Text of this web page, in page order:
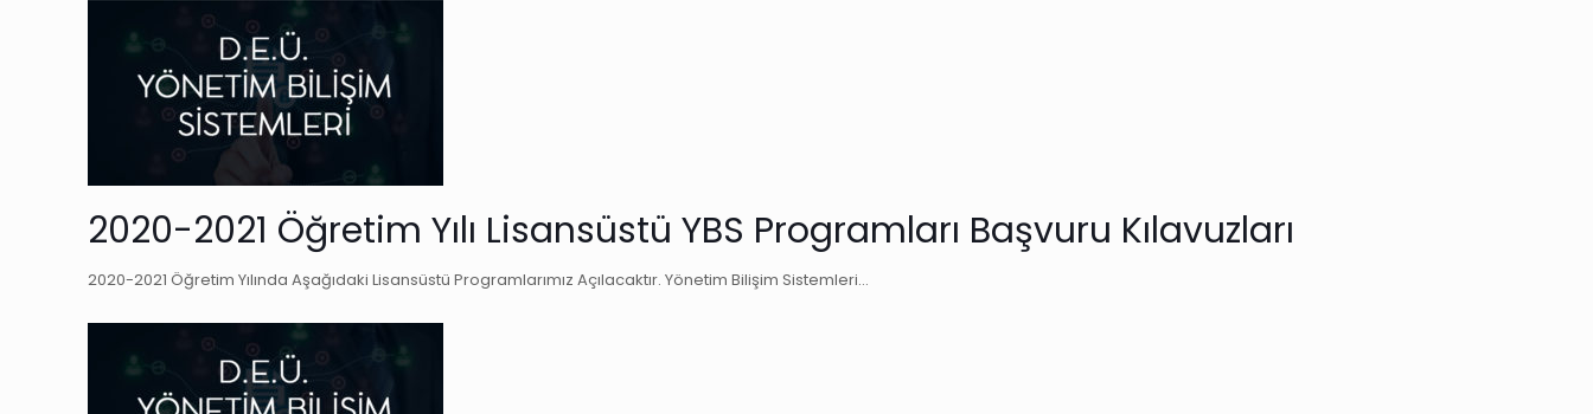
2020-2021 Öğretim Yılı Lisansüstü YBS Programları Başvuru Kılavuzları
2020-2021 Öğretim Yılında Aşağıdaki Lisansüstü Programlarımız Açılacaktır. Yönetim Bilişim Sistemleri…